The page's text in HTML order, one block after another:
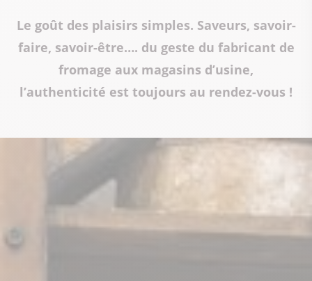
Le goût des plaisirs simples. Saveurs, savoir-
faire, savoir-être…. du geste du fabricant de
fromage aux magasins d’usine,
l’authenticité est toujours au rendez-vous !